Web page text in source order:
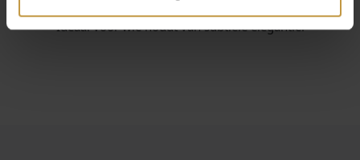
Ideaal voor wie houdt van subtiele elegantie.